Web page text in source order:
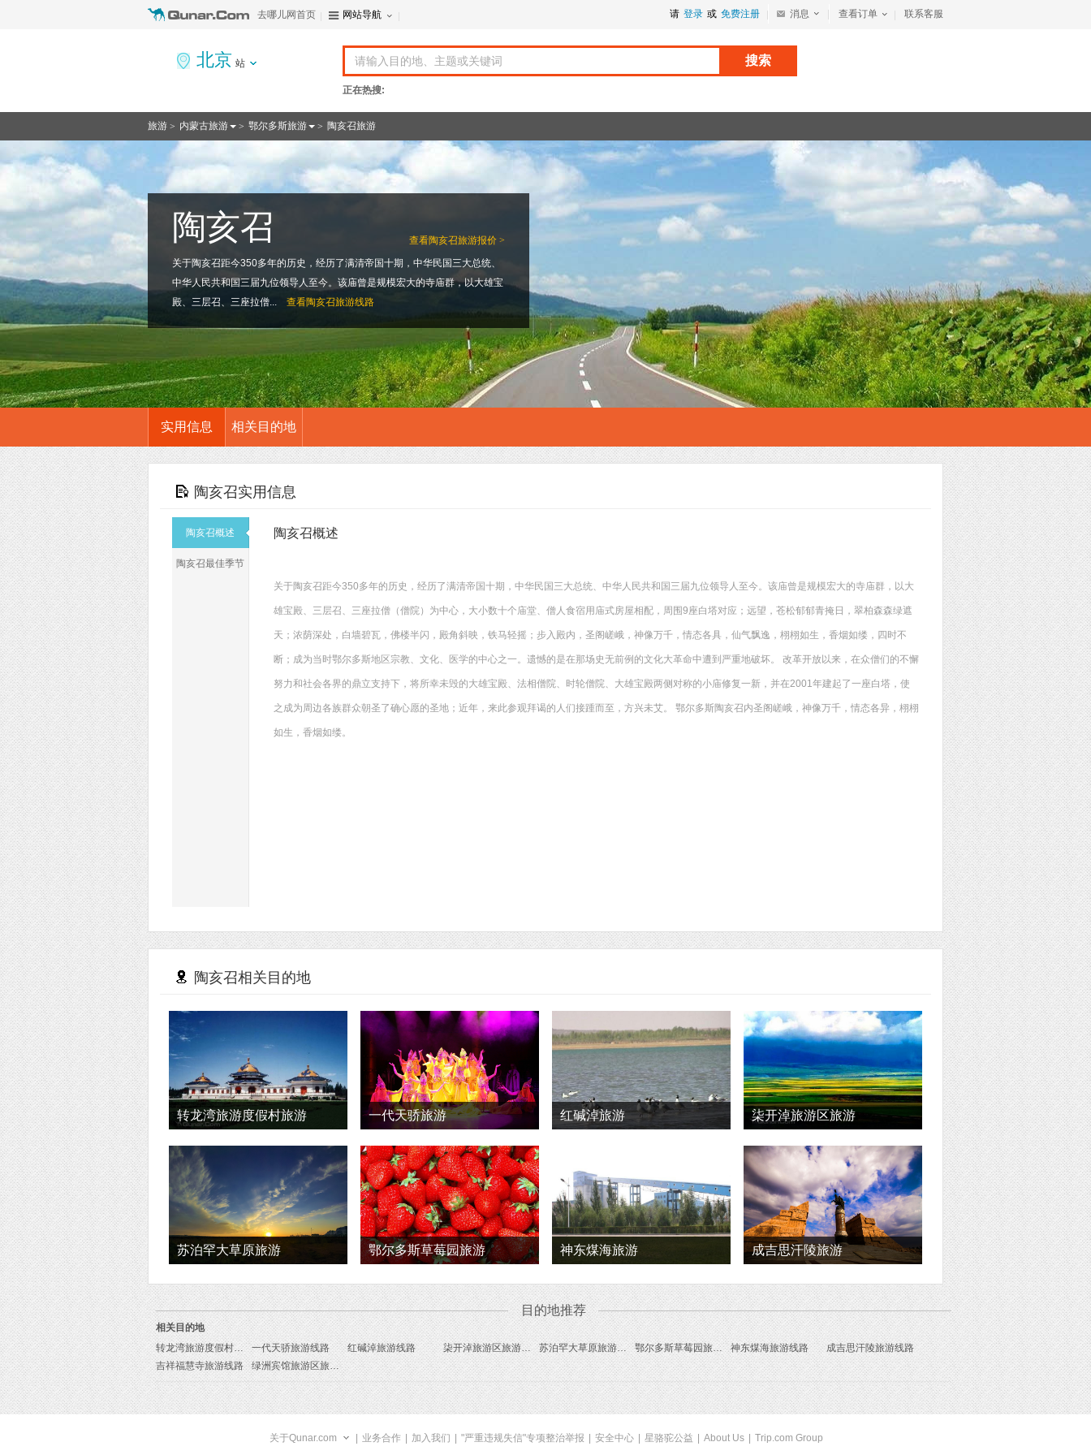
请 登录 或 免费注册 消息 查看订单 联系客服
去哪儿网首页 网站导航
北京 站 搜索
正在热搜:
旅游 > 内蒙古旅游 > 鄂尔多斯旅游 > 陶亥召旅游
查看陶亥召旅游报价 >
陶亥召
关于陶亥召距今350多年的历史，经历了满清帝国十期，中华民国三大总统、
中华人民共和国三届九位领导人至今。该庙曾是规模宏大的寺庙群，以大雄宝
殿、三层召、三座拉僧...
查看陶亥召旅游线路
实用信息 相关目的地
陶亥召实用信息
陶亥召概述
陶亥召最佳季节
陶亥召概述
关于陶亥召距今350多年的历史，经历了满清帝国十期，中华民国三大总统、中华人民共和国三届九位领导人至今。该庙曾是规模宏大的寺庙群，以大
雄宝殿、三层召、三座拉僧（僧院）为中心，大小数十个庙堂、僧人食宿用庙式房屋相配，周围9座白塔对应；远望，苍松郁郁青掩日，翠柏森森绿遮
天；浓荫深处，白墙碧瓦，佛楼半闪，殿角斜映，铁马轻摇；步入殿内，圣阁嵯峨，神像万千，情态各具，仙气飘逸，栩栩如生，香烟如缕，四时不
断；成为当时鄂尔多斯地区宗教、文化、医学的中心之一。遗憾的是在那场史无前例的文化大革命中遭到严重地破坏。 改革开放以来，在众僧们的不懈
努力和社会各界的鼎立支持下，将所幸未毁的大雄宝殿、法相僧院、时轮僧院、大雄宝殿两侧对称的小庙修复一新，并在2001年建起了一座白塔，使
之成为周边各族群众朝圣了确心愿的圣地；近年，来此参观拜谒的人们接踵而至，方兴未艾。 鄂尔多斯陶亥召内圣阁嵯峨，神像万千，情态各异，栩栩
如生，香烟如缕。
陶亥召相关目的地
转龙湾旅游度假村旅游 一代天骄旅游 红碱淖旅游 柒开淖旅游区旅游
苏泊罕大草原旅游 鄂尔多斯草莓园旅游 神东煤海旅游 成吉思汗陵旅游
目的地推荐
相关目的地
转龙湾旅游度假村旅游线路
一代天骄旅游线路 红碱淖旅游线路 柒开淖旅游区旅游线路 苏泊罕大草原旅游线路 鄂尔多斯草莓园旅游线路 神东煤海旅游线路
成吉思汗陵旅游线路
吉祥福慧寺旅游线路
绿洲宾馆旅游区旅游线路
关于Qunar.com 业务合作 加入我们 "严重违规失信"专项整治举报 安全中心 星骆驼公益 About Us Trip.com Group